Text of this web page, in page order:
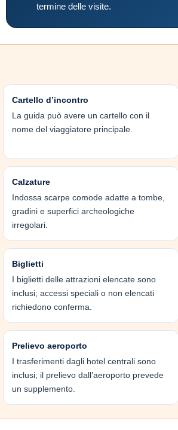
termine delle visite.
Cartello d’incontro
La guida può avere un cartello con il
nome del viaggiatore principale.
Calzature
Indossa scarpe comode adatte a tombe,
gradini e superfici archeologiche
irregolari.
Biglietti
I biglietti delle attrazioni elencate sono
inclusi; accessi speciali o non elencati
richiedono conferma.
Prelievo aeroporto
I trasferimenti dagli hotel centrali sono
inclusi; il prelievo dall’aeroporto prevede
un supplemento.